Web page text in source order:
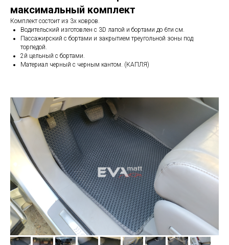
максимальный комплект
Комплект состоит из 3х ковров.
Водительский изготовлен с 3D лапой и бортами до 6ти см.
Пассажирский с бортами и закрытием треугольной зоны под
торпедой.
2й цельный с бортами.
Материал черный с черным кантом. (КАПЛЯ)